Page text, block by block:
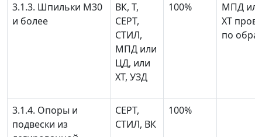
3.1.3. Шпильки М30
и более
ВК, Т,
СЕРТ,
СТИЛ,
МПД или
ЦД, или
XT, УЗД
100%
МПД
XT
по
3.1.4. Опоры и
подвески из
СЕРТ,
СТИЛ, ВК
100%